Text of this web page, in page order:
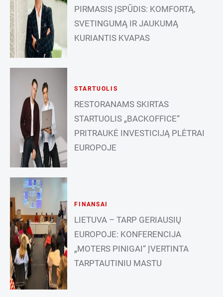
PIRMASIS ĮSPŪDIS: KOMFORTĄ,
SVETINGUMĄ IR JAUKUMĄ
KURIANTIS KVAPAS
STARTUOLIS
RESTORANAMS SKIRTAS
STARTUOLIS „BACKOFFICE“
PRITRAUKĖ INVESTICIJĄ PLĖTRAI
EUROPOJE
FINANSAI
LIETUVA – TARP GERIAUSIŲ
EUROPOJE: KONFERENCIJA
„MOTERS PINIGAI“ ĮVERTINTA
TARPTAUTINIU MASTU